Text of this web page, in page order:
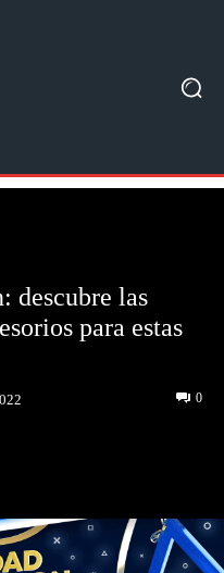
descubre las
para estas
0